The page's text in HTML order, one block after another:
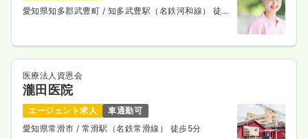
愛知県知多郡武豊町 / 知多武豊駅（名鉄河和線） 徒歩
医療法人資恩会
瀧田医院
エージェント求人
車通勤可
愛知県常滑市/ 常滑駅（名鉄常滑線） 徒歩5分